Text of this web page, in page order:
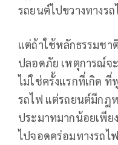
รถยนต์ไปขวางทางรถ
แต่ถ้าใช้หลักธรรมชา
ปลอดภัย เหตุการณ์จ
ไม่ใช่ครั้งแรกที่เกิด ที่
รถไฟ แต่รถยนต์มีกฎ
ประมาทมากน้อยเพีย
ไปจอดคร่อมทางรถ